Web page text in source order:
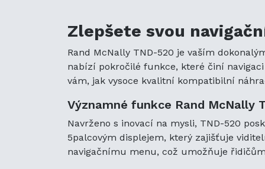
Zlepšete svou
Rand McNally TND-520 je vaším
nabízí pokročilé funkce, které činí
vám, jak vysoce kvalitní kompatibilní
Významné funkce Rand McNally
Navrženo s inovací na mysli, TND-520
5palcovým displejem, který zajišťuje
navigačnímu menu, což umožňuje